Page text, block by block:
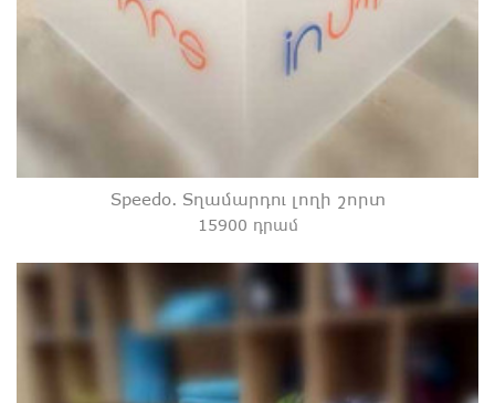
Speedo. Տղամարդու լողի շորտ
15900 դրամ